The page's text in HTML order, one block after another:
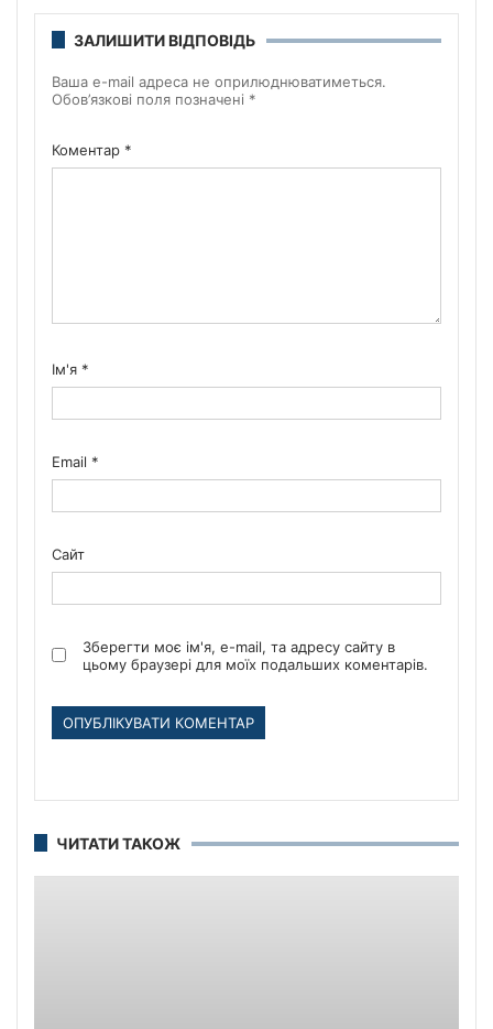
ЗАЛИШИТИ ВІДПОВІДЬ
Ваша e-mail адреса не оприлюднюватиметься.
Обов’язкові поля позначені *
Коментар *
Ім'я *
Email *
Сайт
Зберегти моє ім'я, e-mail, та адресу сайту в
цьому браузері для моїх подальших коментарів.
ЧИТАТИ ТАКОЖ